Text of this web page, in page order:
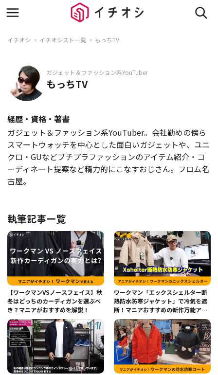
イチオシ イチオシスト一覧 もっちTV
ガジェット＆ファッション系YouTuber
もっちTV
経歴・資格・著書
ガジェット＆ファッション系YouTuber。会社勤めの傍ら
スマートウォッチを中心とした面白いガジェットや、ユニ
クロ・GUなどプチプラファッションのアイテム紹介・コ
ーディネート提案など精力的にこなすおじさん。フロム名
古屋。
執筆記事一覧
【ワークマンVSノースフェイス】秋
冬はどっちのカーディガンを選ぶべ
き？マニアがおすすめを解説！
ワークマン「エックスシェルター断
熱防水防寒ジャケット」で冷気を遮
断！マニアおすすめの新作万能アウ
ター